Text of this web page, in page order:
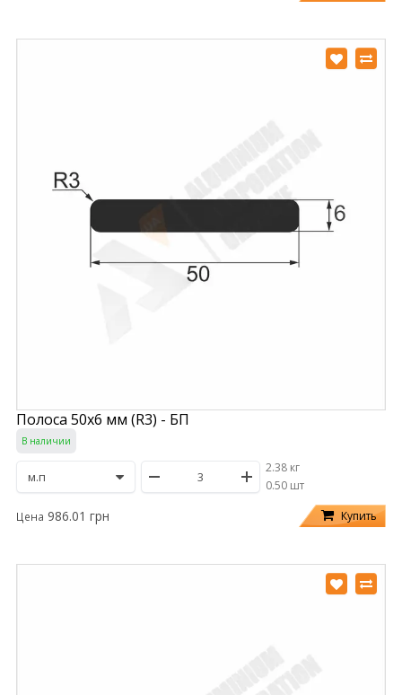
Полоса 50х6 мм (R3) - БП
В наличии
2.38 кг
/0.50 шт
Цена 986.01 грн Купить